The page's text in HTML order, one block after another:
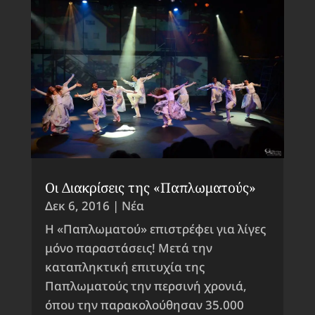
Οι Διακρίσεις της «Παπλωματούς»
Δεκ 6, 2016 | Νέα
Η «Παπλωματού» επιστρέφει για λίγες
μόνο παραστάσεις! Μετά την
καταπληκτική επιτυχία της
Παπλωματούς την περσινή χρονιά,
όπου την παρακολούθησαν 35.000